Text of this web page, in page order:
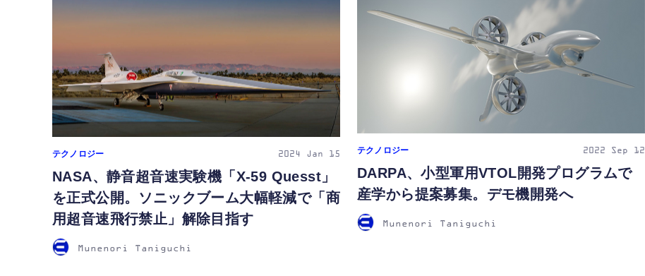
テクノロジー 2024 Jan 15
NASA、静音超音速実験機「X-59 Quesst」
を正式公開。ソニックブーム大幅軽減で「商
用超音速飛行禁止」解除目指す
Munenori Taniguchi
テクノロジー 2022 Sep 12
DARPA、小型軍用VTOL開発プログラムで
産学から提案募集。デモ機開発へ
Munenori Taniguchi